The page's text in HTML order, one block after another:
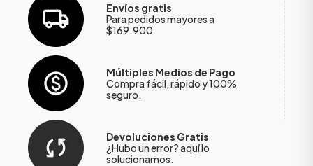
Envíos gratis
Para pedidos mayores a
$169.900
Múltiples Medios de Pago
Compra fácil, rápido y 100%
seguro.
Devoluciones Gratis
¿Hubo un error?aquílo
solucionamos.